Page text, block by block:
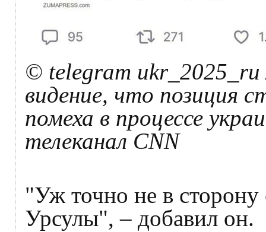
© telegram
видение, что позиция
помеха в процессе
телеканал CNN
"Уж точно не в сторону
Урсулы", – добавил он.